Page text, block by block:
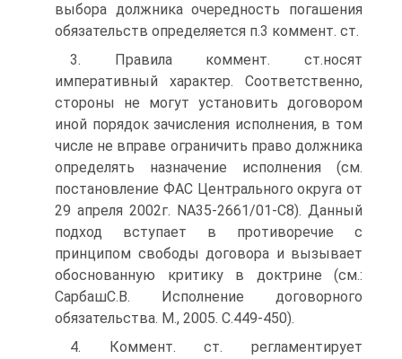
выбора должника очередность погашения
обязательств определяется п.3 коммент. ст.
3. Правила коммент. ст.носят
императивный характер. Соответственно,
стороны не могут установить договором
иной порядок зачисления исполнения, в том
числе не вправе ограничить право должника
определять назначение исполнения (см.
постановление ФАС Центрального округа от
29 апреля 2002г. NА35-2661/01-С8). Данный
подход вступает в противоречие с
принципом свободы договора и вызывает
обоснованную критику в доктрине (см.:
СарбашС.В. Исполнение договорного
обязательства. М., 2005. С.449-450).
4. Коммент. ст. регламентирует